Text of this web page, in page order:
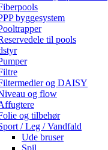
byggesystem
til pools
og DAISY
og flow
og tilbehør
/ Leg / Vandfald
Ude bruser
Spil